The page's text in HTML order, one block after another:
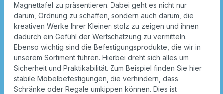
Magnettafel zu präsentieren. Dabei geht es nicht nur
darum, Ordnung zu schaffen, sondern auch darum, die
kreativen Werke Ihrer Kleinen stolz zu zeigen und ihnen
dadurch ein Gefühl der Wertschätzung zu vermitteln.
Ebenso wichtig sind die Befestigungsprodukte, die wir in
unserem Sortiment führen. Hierbei dreht sich alles um
Sicherheit und Praktikabilität. Zum Beispiel finden Sie hier
stabile Möbelbefestigungen, die verhindern, dass
Schränke oder Regale umkippen können. Dies ist